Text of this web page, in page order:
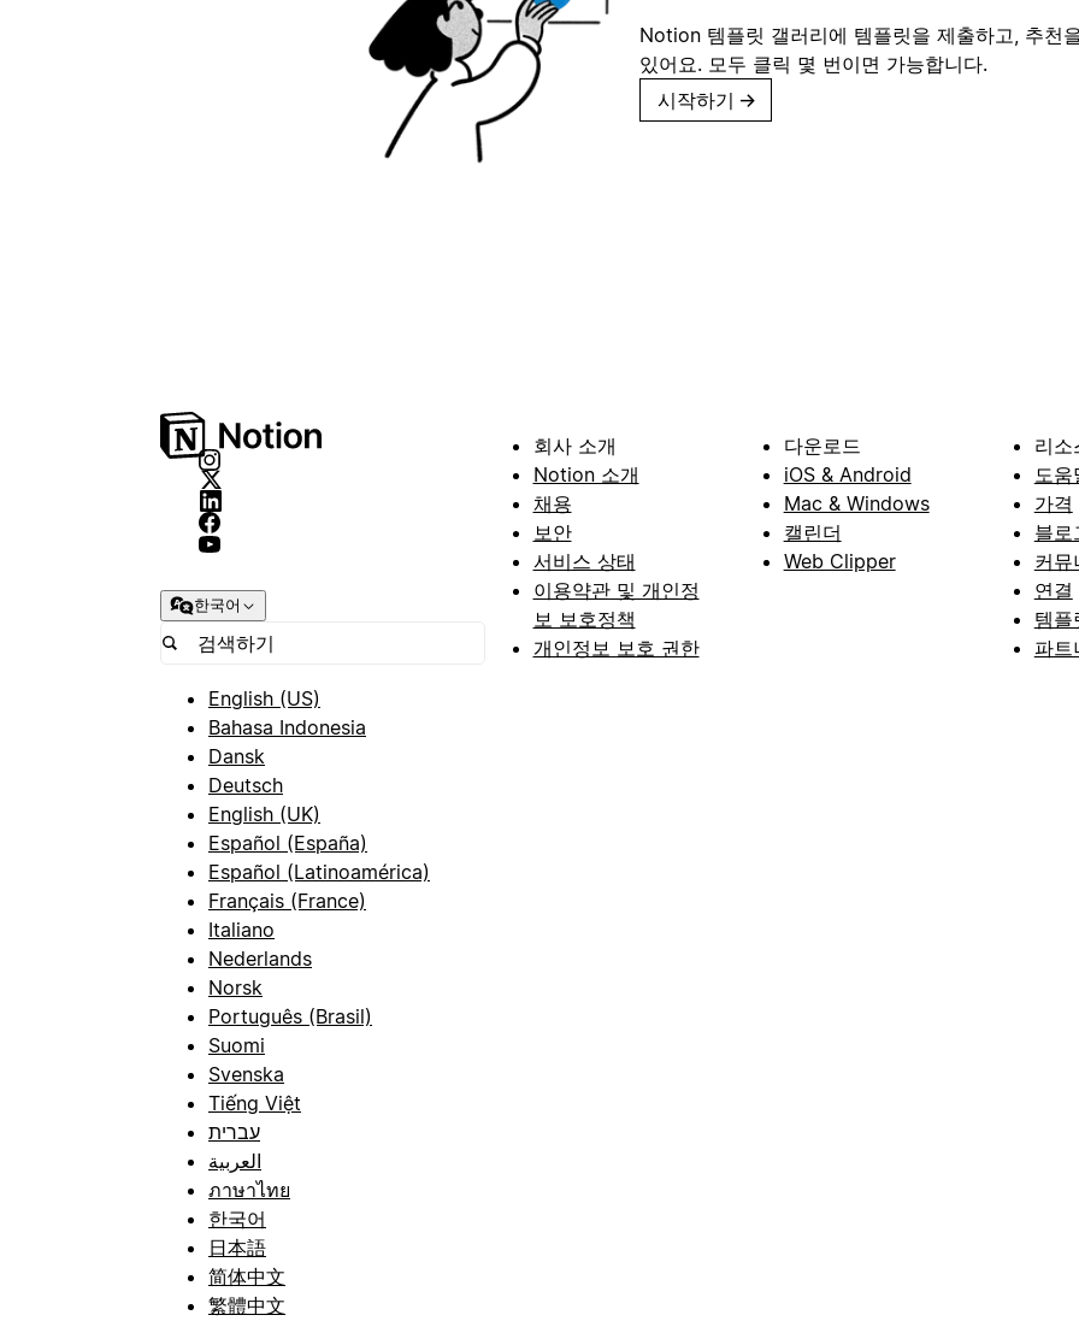
Notion 템플릿 갤러리에 템플릿을 제출하고, 추천
있어요. 모두 클릭 몇 번이면 가능합니다.
시작하기 →
한국어
English (US)
Bahasa Indonesia
Dansk
Deutsch
English (UK)
Español (España)
Español (Latinoamérica)
Français (France)
Italiano
Nederlands
Norsk
Português (Brasil)
Suomi
Svenska
Tiếng Việt
עברית
العربية
ภาษาไทย
한국어
日本語
简体中文
繁體中文
회사 소개
Notion 소개
채용
보안
서비스 상태
이용약관 및 개인정
보 보호정책
개인정보 보호 권한
다운로드
iOS & Android
Mac & Windows
캘린더
Web Clipper
리소
도움
가격
블로
커뮤
연결
템플
파트